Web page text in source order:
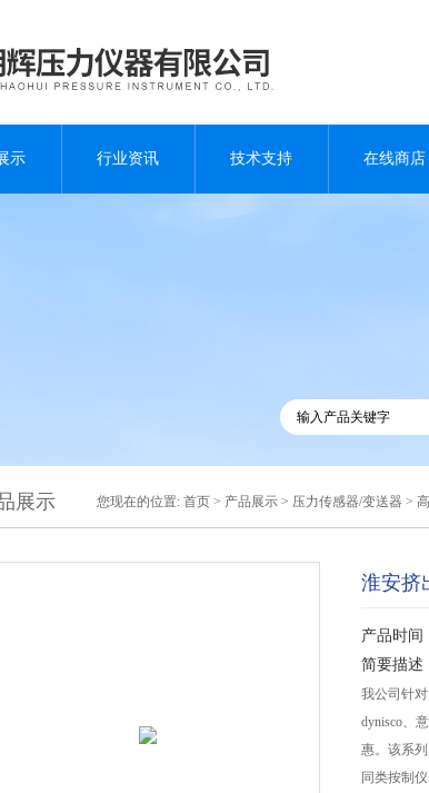
示 行业资讯 技术支持 在线商店
展示 您现在的位置: 首页 > 产品展示 > 压力传感器/变送器 >
淮安挤
产品时间
简要描述
我公司针
dynisco、
惠。该系
同类按制